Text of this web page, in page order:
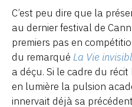
C’est peu dire que la
au dernier festival de
premiers pas en
du remarqué La Vie
a déçu. Si le cadre du
en lumière la pulsion
innervait déjà sa